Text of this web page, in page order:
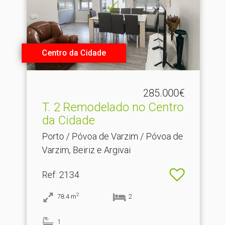
Centro da Cidade
285.000€
T.​ 2 Remodelado no Centro
da Cidade
Porto / Póvoa de Varzim / Póvoa de
Varzim, Beiriz e Argivai
Ref: 2134
78.4 m2 2
1